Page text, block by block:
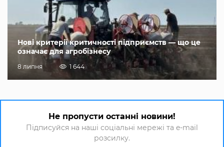
Нові критерії критичності підприємств — що це
означає для агробізнесу
8 липня 1 644
Не пропусти останні новини!
Підписуйся на наші соціальні мережі та e-mail
розсилку.